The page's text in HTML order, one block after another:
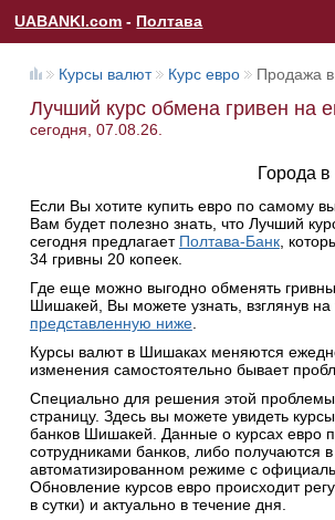
UABANKI.com - Полтава
Курсы валют Курс евро Продажа
Лучший курс обмена гривен на
сегодня, 07.08.26.
Города в
Если Вы хотите купить евро по самому
Вам будет полезно знать, что Лучший
сегодня предлагает Полтава-Банк,
34 гривны 20 копеек.
Где еще можно выгодно обменять
Шишакей, Вы можете узнать, взглянув на
представленную ниже.
Курсы валют в Шишаках меняются
изменения самостоятельно бывает
Специально для решения этой
страницу. Здесь вы можете увидеть
банков Шишакей. Данные о курсах евро
сотрудниками банков, либо получаются в
автоматизированном режиме с
Обновление курсов евро происходит
в сутки) и актуально в течение дня.